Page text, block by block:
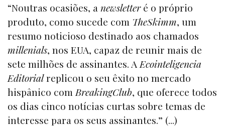
“Noutras ocasiões, a newsletteré o próprio
produto, como sucede com TheSkimm, um
resumo noticioso destinado aos chamados
millenials, nos EUA, capaz de reunir mais de
sete milhões de assinantes. A Ecointeligencia
Editorialreplicou o seu êxito no mercado
hispânico com BreakingClub, que oferece todos
os dias cinco notícias curtas sobre temas de
interesse para os seus assinantes.” (...)